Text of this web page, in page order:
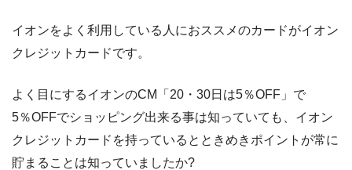
イオンをよく利用している人におススメのカードがイオン
クレジットカードです。
よく目にするイオンのCM「20・30日は5％OFF」で
5％OFFでショッピング出来る事は知っていても、イオン
クレジットカードを持っているとときめきポイントが常に
貯まることは知っていましたか?